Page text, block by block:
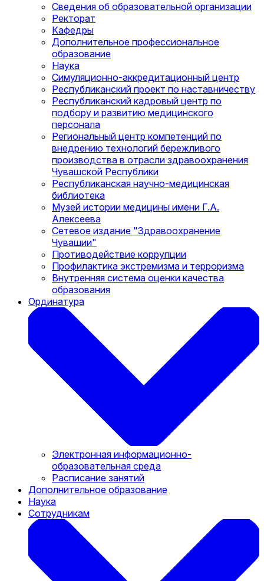
Сведения об образовательной организации
Ректорат
Кафедры
Дополнительное профессиональное
образование
Наука
Симуляционно-аккредитационный центр
Республиканский проект по наставничеству
Республиканский кадровый центр по
подбору и развитию медицинского
персонала
Региональный центр компетенций по
внедрению технологий бережливого
производства в отрасли здравоохранения
Чувашской Республики
Республиканская научно-медицинская
библиотека
Музей истории медицины имени Г.А.
Алексеева
Сетевое издание "Здравоохранение
Чувашии"
Противодействие коррупции
Профилактика экстремизма и терроризма
Внутренняя система оценки качества
образования
Ординатура
Электронная информационно-
образовательная среда
Расписание занятий
Дополнительное образование
Наука
Сотрудникам